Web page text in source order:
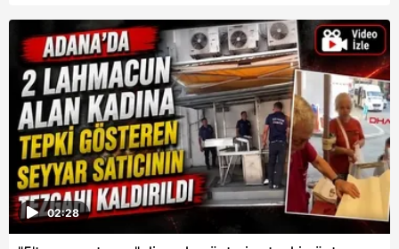
02:28